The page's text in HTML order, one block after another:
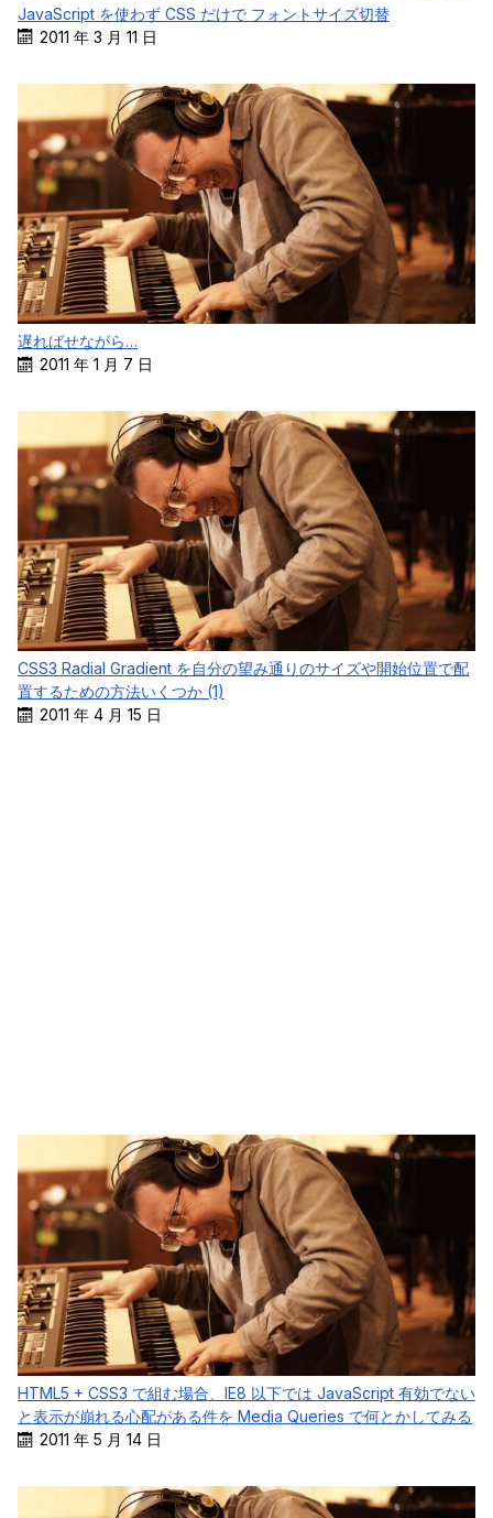
JavaScript を使わず CSS だけで フォントサイズ切替
2011 年 3 月 11 日
遅ればせながら…
2011 年 1 月 7 日
CSS3 Radial Gradient を自分の望み通りのサイズや開始位置で配
置するための方法いくつか (1)
2011 年 4 月 15 日
HTML5 + CSS3 で組む場合、IE8 以下では JavaScript 有効でない
と表示が崩れる心配がある件を Media Queries で何とかしてみる
2011 年 5 月 14 日